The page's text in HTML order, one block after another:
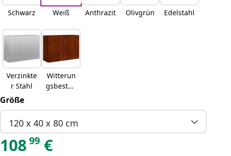
Schwarz Weiß Anthrazit Olivgrün Edelstahl
Verzinkte
r Stahl
Witterun
gsbestän
Größe
120 x 40 x 80 cm
10899 €